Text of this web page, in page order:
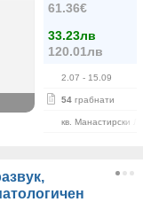
61.36€
33.23лв
120.01лв
2.07 - 15.09
54 грабнати
кв. Манастирски